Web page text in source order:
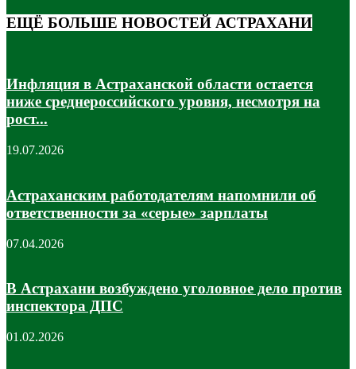
ЕЩЁ БОЛЬШЕ НОВОСТЕЙ АСТРАХАНИ
Инфляция в Астраханской области остается
ниже среднероссийского уровня, несмотря на
рост...
19.07.2026
Астраханским работодателям напомнили об
ответственности за «серые» зарплаты
07.04.2026
В Астрахани возбуждено уголовное дело против
инспектора ДПС
01.02.2026